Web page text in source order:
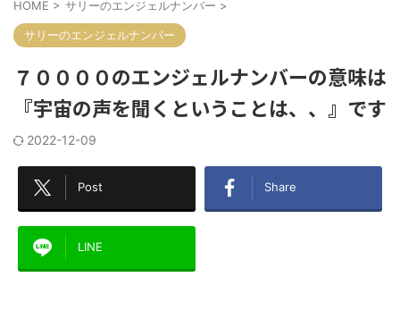
HOME > サリーのエンジェルナンバー >
サリーのエンジェルナンバー
７００００のエンジェルナンバーの意味は
『宇宙の声を聞くということは、、』です
2022-12-09
Post Share
LINE